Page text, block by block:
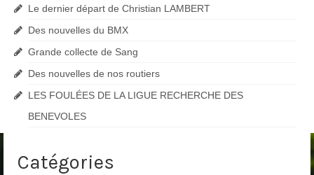
Le dernier départ de Christian LAMBERT
Des nouvelles du BMX
Grande collecte de Sang
Des nouvelles de nos routiers
LES FOULÉES DE LA LIGUE RECHERCHE DES
BENEVOLES
Catégories